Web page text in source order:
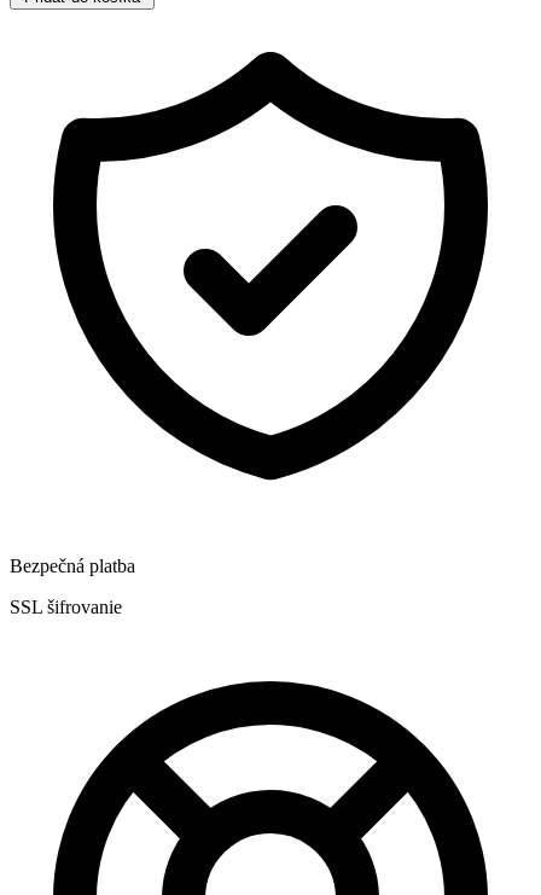
Bezpečná platba
SSL šifrovanie